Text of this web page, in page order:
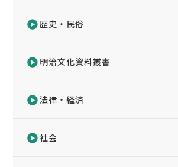
歴史・民俗
明治文化資料叢書
法律・経済
社会